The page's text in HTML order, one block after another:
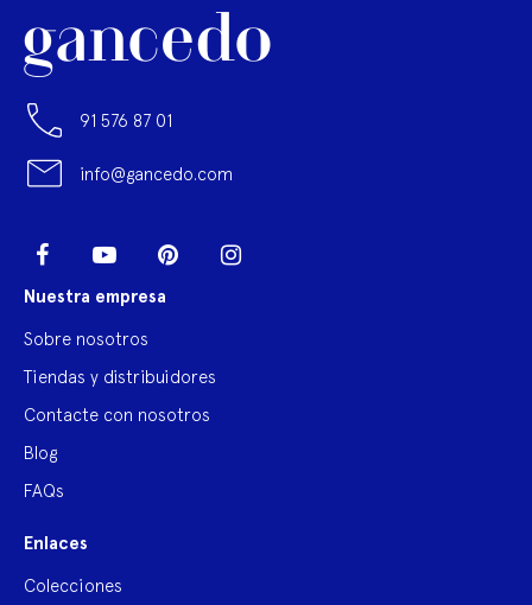
91 576 87 01
info@gancedo.com
Facebook YouTube Pinterest
Nuestra empresa
Sobre nosotros
Tiendas y distribuidores
Contacte con nosotros
Blog
FAQs
Enlaces
Colecciones